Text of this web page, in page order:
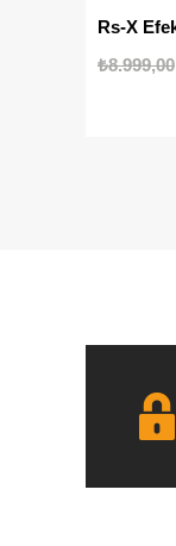
Rs-X
₺8.999,00